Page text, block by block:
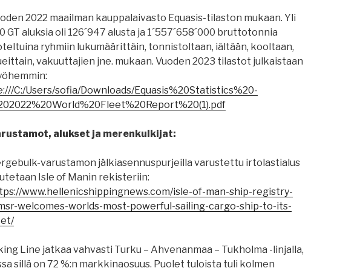
2022 maailman kauppalaivasto Equasis-tilaston mukaan. Yli
GT aluksia oli 126´947 alusta ja 1´557´658´000 bruttotonnia
ryhmiin lukumäärittäin, tonnistoltaan, iältään, kooltaan,
vakuuttajien jne. mukaan. Vuoden 2023 tilastot julkaistaan
C:/Users/sofia/Downloads/Equasis%20Statistics%20-
alukset ja merenkulkijat:
varustamon jälkiasennuspurjeilla varustettu irtolastialus
Isle of Manin rekisteriin:
www.hellenicshippingnews.com/isle-of-man-ship-registry-
welcomes-worlds-most-powerful-sailing-cargo-ship-to-its-
Line jatkaa vahvasti Turku – Ahvenanmaa – Tukholma -linjalla,
sillä on 72 %:n markkinaosuus. Puolet tuloista tuli kolmen